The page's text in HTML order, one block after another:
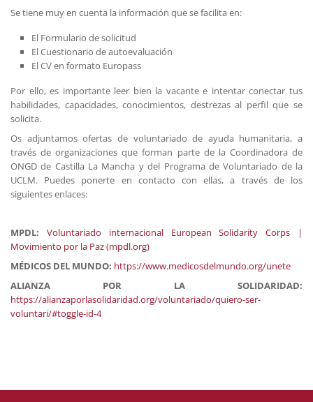
Se tiene muy en cuenta la información que se facilita en:
El Formulario de solicitud
El Cuestionario de autoevaluación
El CV en formato Europass
Por ello, es importante leer bien la vacante e intentar conectar tus
habilidades, capacidades, conocimientos, destrezas al perfil que se
solicita.
Os adjuntamos ofertas de voluntariado de ayuda humanitaria, a
través de organizaciones que forman parte de la Coordinadora de
ONGD de Castilla La Mancha y del Programa de Voluntariado de la
UCLM. Puedes ponerte en contacto con ellas, a través de los
siguientes enlaces:
MPDL:
Voluntariado internacional European Solidarity Corps |
Movimiento por la Paz (mpdl.org)
MÉDICOS DEL MUNDO: https://www.medicosdelmundo.org/unete
ALIANZA POR LA SOLIDARIDAD:
https://alianzaporlasolidaridad.org/voluntariado/quiero-ser-
voluntari/#toggle-id-4